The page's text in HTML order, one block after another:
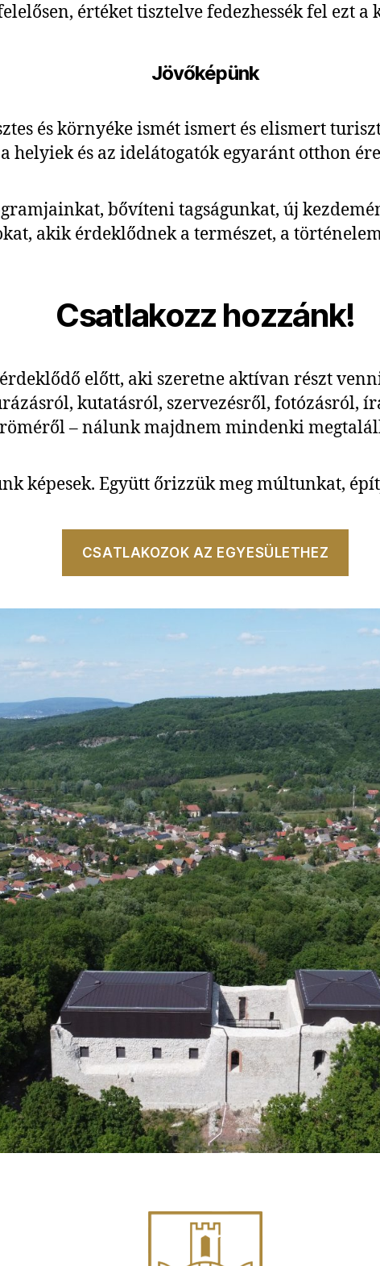
értéket tisztelve fedezhessék fel ezt a
Jövőképünk
és környéke ismét ismert és elismert
helyiek és az idelátogatók egyaránt otthon
bővíteni tagságunkat, új
akik érdeklődnek a természet, a
Csatlakozz hozzánk!
előtt, aki szeretne aktívan részt
kutatásról, szervezésről, fotózásról,
– nálunk majdnem mindenki
képesek. Együtt őrizzük meg múltunkat,
CSATLAKOZOK AZ EGYESÜLETHEZ